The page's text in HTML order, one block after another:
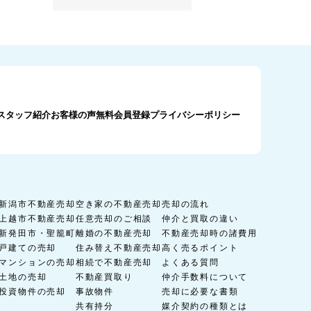
タッフ紹介お客様の声無料会員登録プライバシーポリシー
潟市不動産売却
越市不動産売却
発田市・聖籠町
建ての売却
ンションの売却
地の売却
資物件の売却
空き家の不動産売却
任意売却のご相談
離婚の不動産売却
住み替え不動産売却
相続で不動産売却
不動産買取り
事故物件
共有持分
売却の流れ
仲介と買取の違い
不動産売却時の諸費用
高く売るポイント
よくある質問
仲介手数料について
売却に必要な書類
媒介契約の種類とは